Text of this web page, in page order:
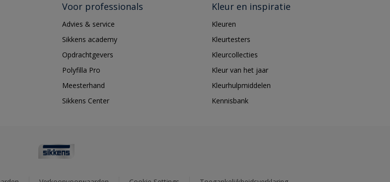
Voor professionals
Advies & service
Sikkens academy
Opdrachtgevers
Polyfilla Pro
Meesterhand
Sikkens Center
Kleur en inspiratie
Kleuren
Kleurtesters
Kleurcollecties
Kleur van het jaar
Kleurhulpmiddelen
Kennisbank